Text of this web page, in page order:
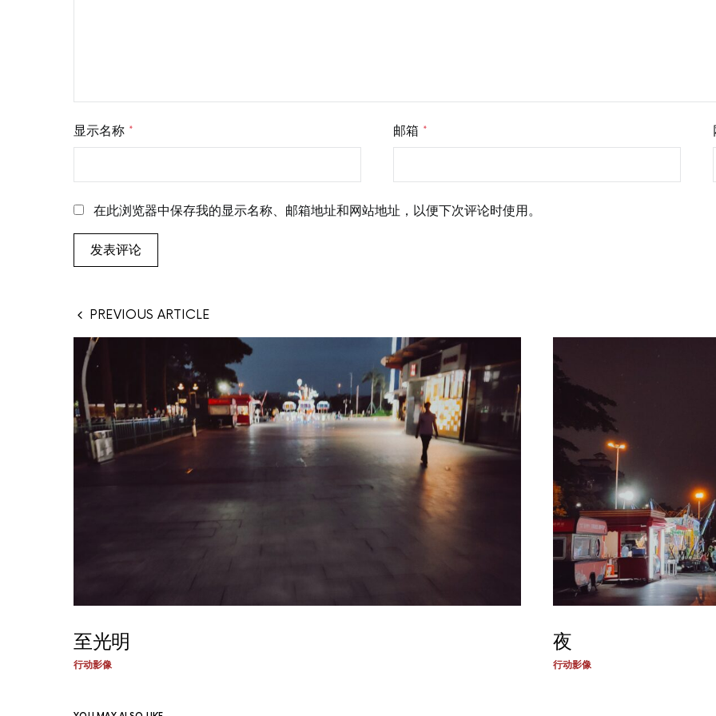
显示名称 * 邮箱 *
在此浏览器中保存我的显示名称、邮箱地址和网站地址，以便下次评论时使用。
PREVIOUS ARTICLE
至光明
行动影像
夜
行动影像